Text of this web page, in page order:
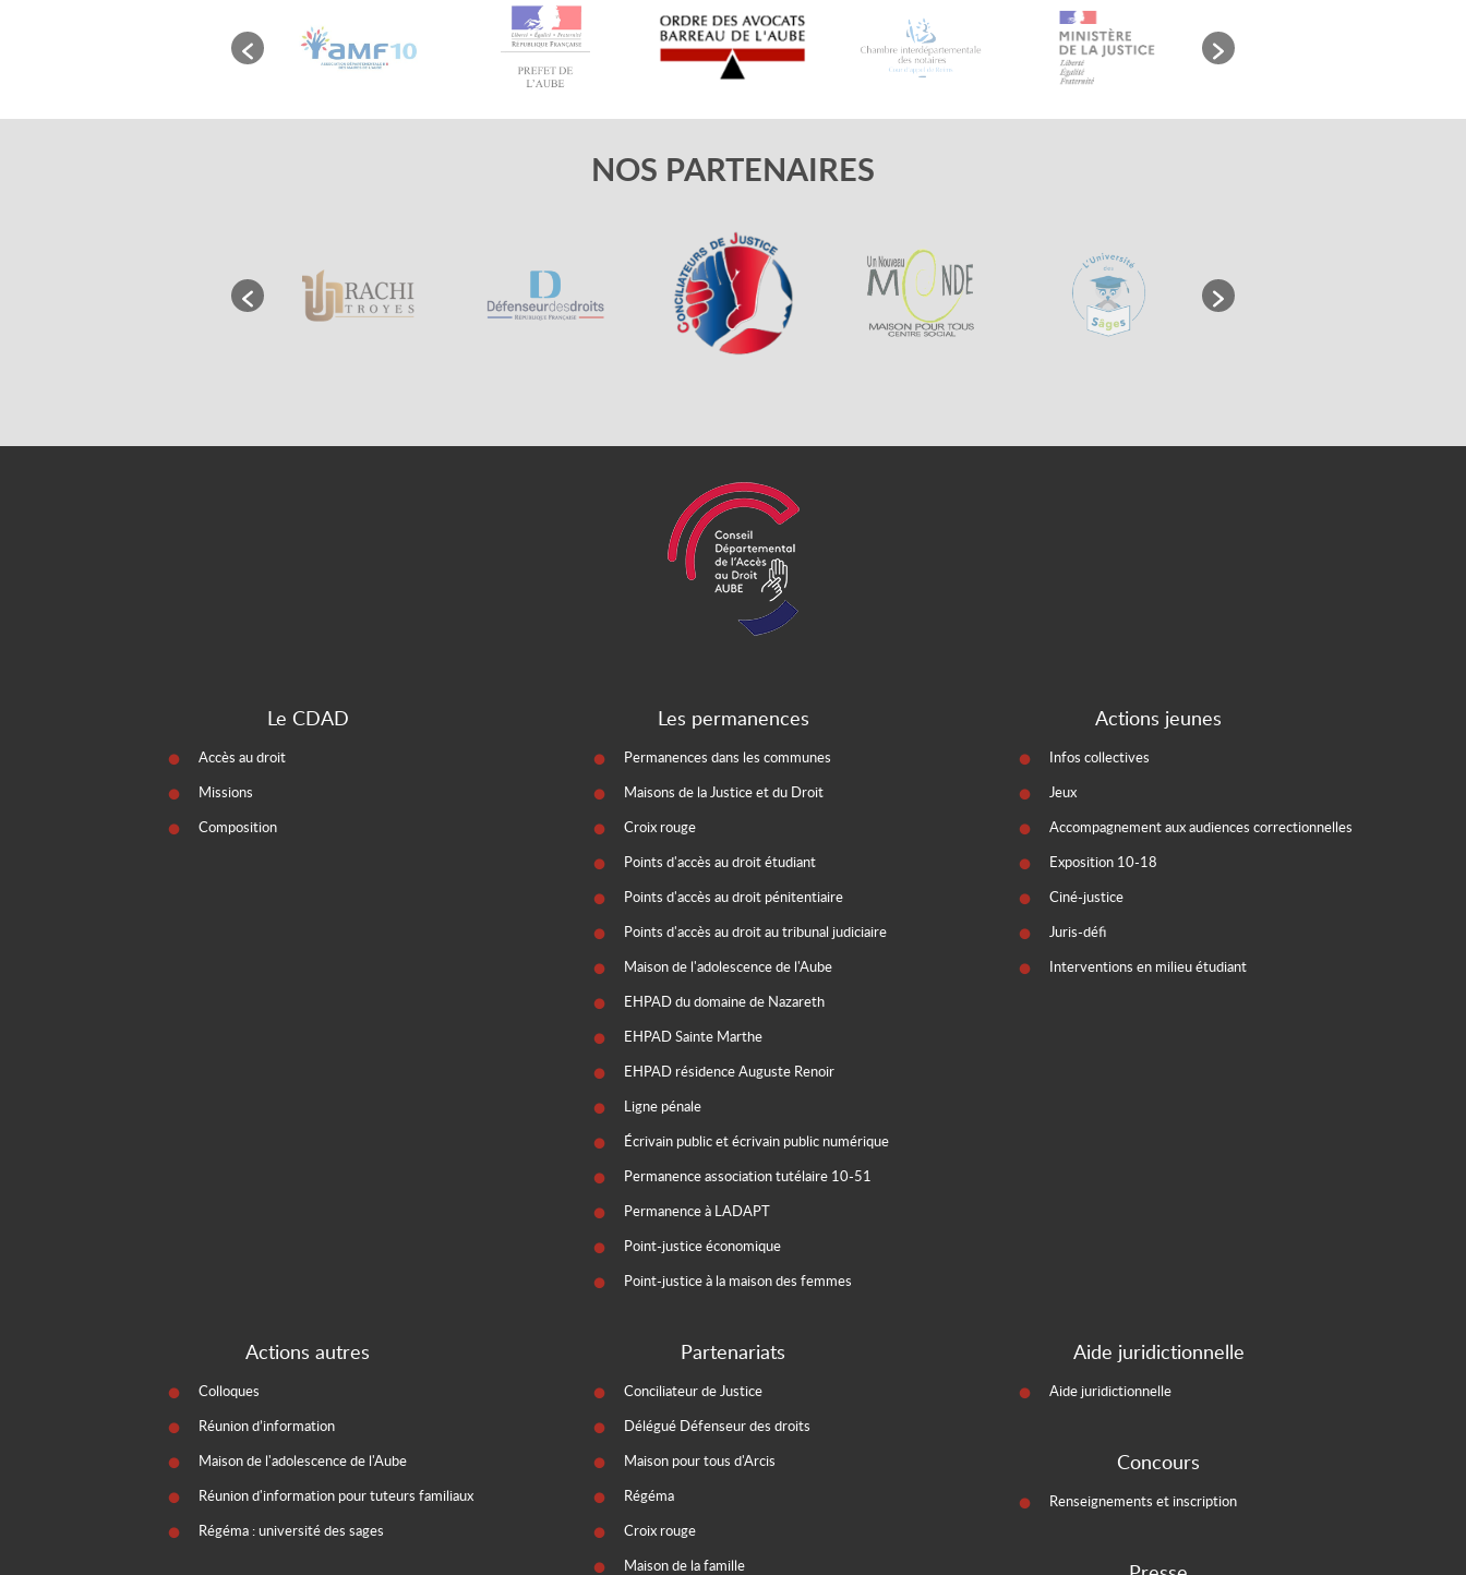
NOS PARTENAIRES
Le CDAD
Accès au droit
Missions
Composition
Les permanences
Permanences dans les communes
Maisons de la Justice et du Droit
Croix rouge
Points d'accès au droit étudiant
Points d'accès au droit pénitentiaire
Points d'accès au droit au tribunal judiciaire
Maison de l'adolescence de l'Aube
EHPAD du domaine de Nazareth
EHPAD Sainte Marthe
EHPAD résidence Auguste Renoir
Ligne pénale
Écrivain public et écrivain public numérique
Permanence association tutélaire 10-51
Permanence à LADAPT
Point-justice économique
Point-justice à la maison des femmes
Actions jeunes
Infos collectives
Jeux
Accompagnement aux audiences correctionnelles
Exposition 10-18
Ciné-justice
Juris-défi
Interventions en milieu étudiant
Actions autres
Colloques
Réunion d’information
Maison de l'adolescence de l'Aube
Réunion d'information pour tuteurs familiaux
Régéma : université des sages
Partenariats
Conciliateur de Justice
Délégué Défenseur des droits
Maison pour tous d'Arcis
Régéma
Croix rouge
Maison de la famille
Aide juridictionnelle
Aide juridictionnelle
Concours
Renseignements et inscription